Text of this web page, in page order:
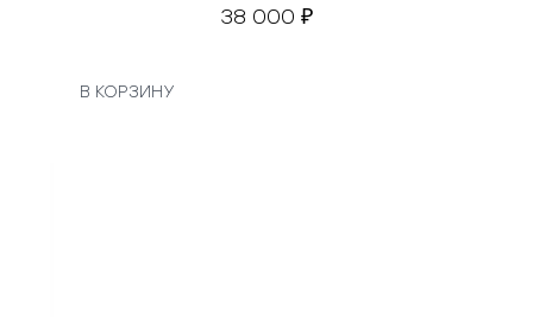
38 000 ₽
В КОРЗИНУ